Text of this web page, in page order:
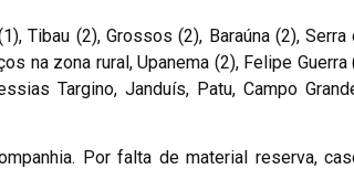
Tibau (2), Grossos (2), Baraúna (2),
na zona rural, Upanema (2), Felipe
Targino, Janduís, Patu, Campo
Por falta de material reserva,